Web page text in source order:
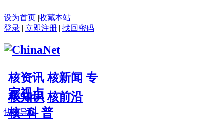
设为首页 |收藏本站
登录 | 立即注册 | 找回密码
核资讯 核新闻 专
家视点
核知识 核前沿
核 科 普
快捷导航